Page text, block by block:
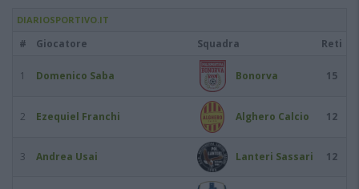
DIARIOSPORTIVO.IT
# Giocatore Squadra Reti
1 Domenico Saba Bonorva 15
2 Ezequiel Franchi Alghero Calcio 12
3 Andrea Usai Lanteri Sassari 12